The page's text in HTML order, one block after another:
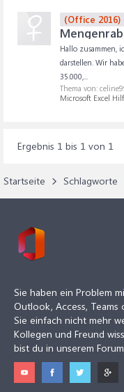
(Office 2016)
Hallo zusammen,
darstellen. Wir
35.000,...
Thema von:
Microsoft Excel
Ergebnis 1 bis 1 von 1
Startseite Schlagworte
Sie haben ein Problem
Outlook, Access, Teams
Sie einfach nicht mehr
Kollegen und Freund
bist du in unserem